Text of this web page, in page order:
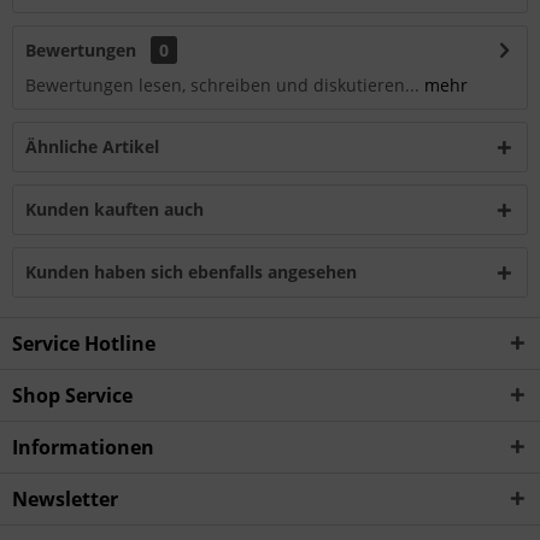
Bewertungen
0
Bewertungen lesen, schreiben und diskutieren... mehr
Ähnliche Artikel
Kunden kauften auch
Kunden haben sich ebenfalls angesehen
Service Hotline
Shop Service
Informationen
Newsletter